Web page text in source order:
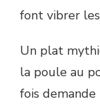
font vibrer
Un plat
la poule au
fois demande